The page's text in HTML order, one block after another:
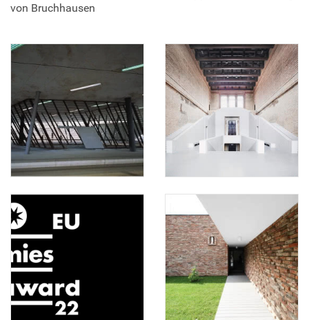
von Bruchhausen